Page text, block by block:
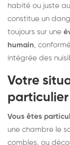
habité ou juste
constitue un
toujours sur une
humain,
intégrée des
Votre
particulier
Vous êtes
une chambre le
combles, ou